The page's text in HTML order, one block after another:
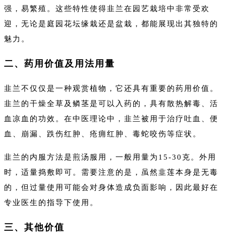
强，易繁殖。这些特性使得韭兰在园艺栽培中非常受欢
迎，无论是庭园花坛缘栽还是盆栽，都能展现出其独特的
魅力。
二、药用价值及用法用量
韭兰不仅仅是一种观赏植物，它还具有重要的药用价值。
韭兰的干燥全草及鳞茎是可以入药的，具有散热解毒、活
血凉血的功效。在中医理论中，韭兰被用于治疗吐血、便
血、崩漏、跌伤红肿、疮痈红肿、毒蛇咬伤等症状。
韭兰的内服方法是煎汤服用，一般用量为15-30克。外用
时，适量捣敷即可。需要注意的是，虽然韭莲本身是无毒
的，但过量使用可能会对身体造成负面影响，因此最好在
专业医生的指导下使用。
三、其他价值